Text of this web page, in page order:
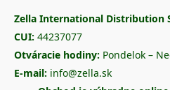
Zella International Distribution
CUI: 44237077
Otváracie hodiny: Pondelok –
E-mail: info@zella.sk